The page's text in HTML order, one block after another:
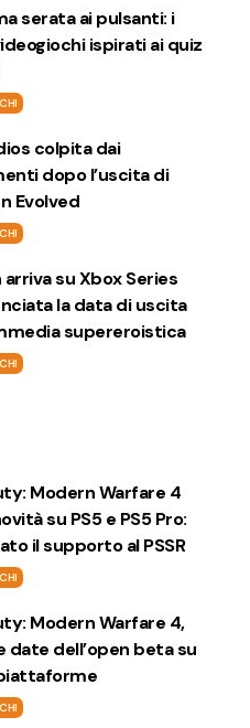
serata ai pulsanti: i
ispirati ai quiz
colpita dai
dopo l’uscita di
Evolved
su Xbox Series
la data di uscita
supereroistica
Modern Warfare 4
su PS5 e PS5 Pro:
il supporto al PSSR
Modern Warfare 4,
date dell’open beta su